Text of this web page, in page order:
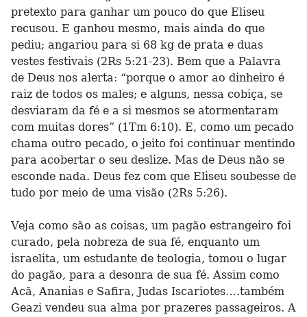
pretexto para ganhar um pouco do que Eliseu
recusou. E ganhou mesmo, mais ainda do que
pediu; angariou para si 68 kg de prata e duas
vestes festivais (2Rs 5:21-23). Bem que a Palavra
de Deus nos alerta: “porque o amor ao dinheiro é
raiz de todos os males; e alguns, nessa cobiça, se
desviaram da fé e a si mesmos se atormentaram
com muitas dores” (1Tm 6:10). E, como um pecado
chama outro pecado, o jeito foi continuar mentindo
para acobertar o seu deslize. Mas de Deus não se
esconde nada. Deus fez com que Eliseu soubesse de
tudo por meio de uma visão (2Rs 5:26).
Veja como são as coisas, um pagão estrangeiro foi
curado, pela nobreza de sua fé, enquanto um
israelita, um estudante de teologia, tomou o lugar
do pagão, para a desonra de sua fé. Assim como
Acã, Ananias e Safira, Judas Iscariotes….também
Geazi vendeu sua alma por prazeres passageiros. A